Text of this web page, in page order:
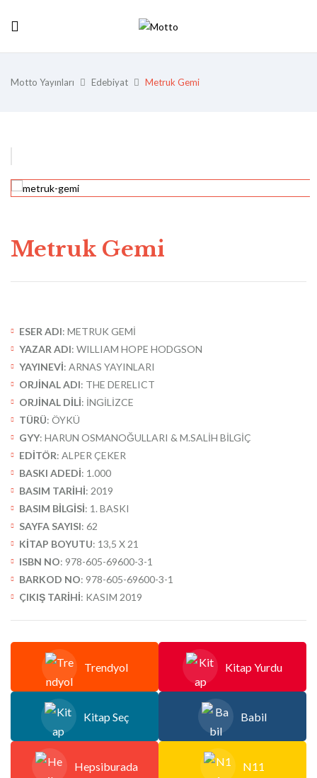
Motto Yayınları Edebiyat Metruk Gemi
Metruk Gemi
ESER ADI: METRUK GEMİ
YAZAR ADI: WILLIAM HOPE HODGSON
YAYINEVİ: ARNAS YAYINLARI
ORJİNAL ADI: THE DERELICT
ORJİNAL DİLİ: İNGİLİZCE
TÜRÜ: ÖYKÜ
GYY: HARUN OSMANOĞULLARI & M.SALİH BİLGİÇ
EDİTÖR: ALPER ÇEKER
BASKI ADEDİ: 1.000
BASIM TARİHİ: 2019
BASIM BİLGİSİ: 1. BASKI
SAYFA SAYISI: 62
KİTAP BOYUTU: 13,5 X 21
ISBN NO: 978-605-69600-3-1
BARKOD NO: 978-605-69600-3-1
ÇIKIŞ TARİHİ: KASIM 2019
Trendyol Kitap Yurdu
Kitap Seç Babil
Hepsiburada N11